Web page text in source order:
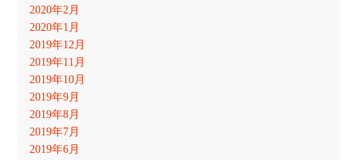
2020年2月
2020年1月
2019年12月
2019年11月
2019年10月
2019年9月
2019年8月
2019年7月
2019年6月